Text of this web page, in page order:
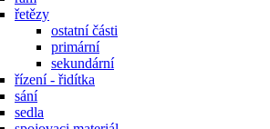
řetězy
ostatní části
primární
sekundární
řízení - řidítka
sání
sedla